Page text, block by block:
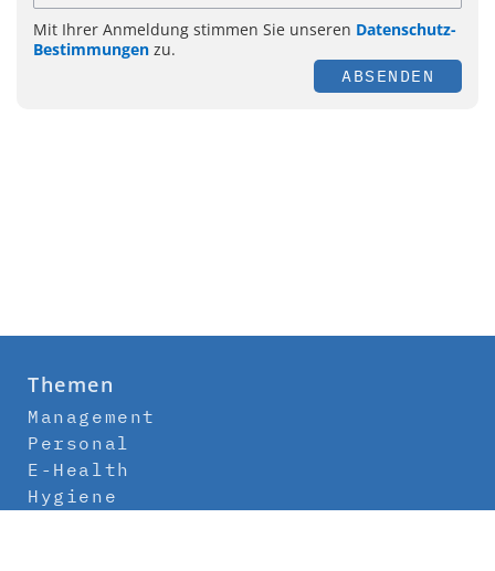
Mit Ihrer Anmeldung stimmen Sie unseren Datenschutz-
Bestimmungen zu.
ABSENDEN
Themen
Management
Personal
E-Health
Hygiene